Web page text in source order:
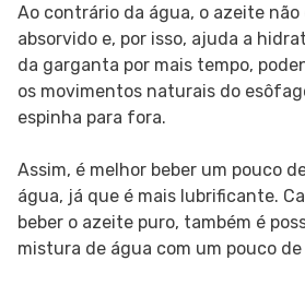
Ao contrário da água, o azeite
absorvido e, por isso, ajuda a
da garganta por mais tempo,
os movimentos naturais do
espinha para fora.
Assim, é melhor beber um pouco
água, já que é mais lubrificante.
beber o azeite puro, também é
mistura de água com um pouco